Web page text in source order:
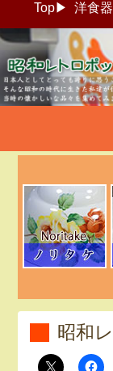
Top▶ 洋食器
昭和レ
貨
昭和